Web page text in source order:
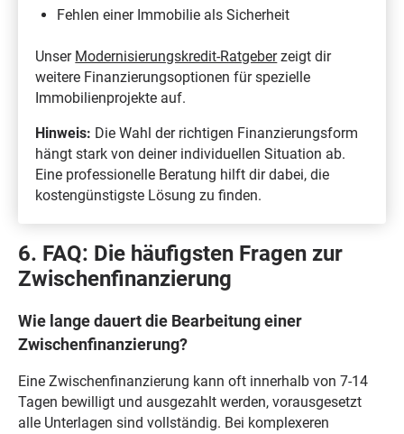
Fehlen einer Immobilie als Sicherheit
Unser Modernisierungskredit-Ratgeberzeigt dir
weitere Finanzierungsoptionen für spezielle
Immobilienprojekte auf.
Hinweis: Die Wahl der richtigen Finanzierungsform
hängt stark von deiner individuellen Situation ab.
Eine professionelle Beratung hilft dir dabei, die
kostengünstigste Lösung zu finden.
6. FAQ: Die häufigsten Fragen zur
Zwischenfinanzierung
Wie lange dauert die Bearbeitung einer
Zwischenfinanzierung?
Eine Zwischenfinanzierung kann oft innerhalb von 7-14
Tagen bewilligt und ausgezahlt werden, vorausgesetzt
alle Unterlagen sind vollständig. Bei komplexeren